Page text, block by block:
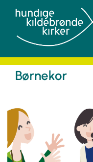
Børnekor